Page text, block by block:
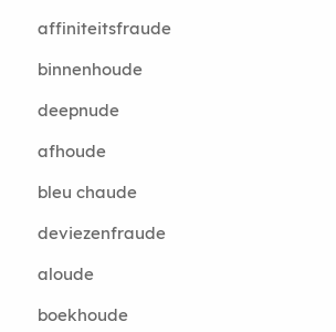
affiniteitsfraude
binnenhoude
deepnude
afhoude
bleu chaude
deviezenfraude
aloude
boekhoude